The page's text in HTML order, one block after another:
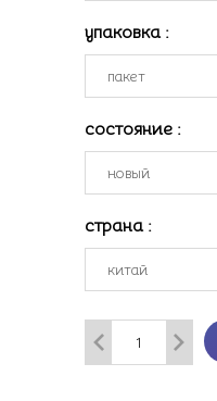
упаковка :
состояние :
страна :